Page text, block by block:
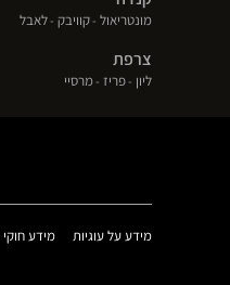
מונטריאול(פתח
קוויבק(פתח
לאבל(פתח
צרפת
ליון (פתח
פריז(פתח
מרסיי
מידע על עוגיות (פתחמידע חוקי